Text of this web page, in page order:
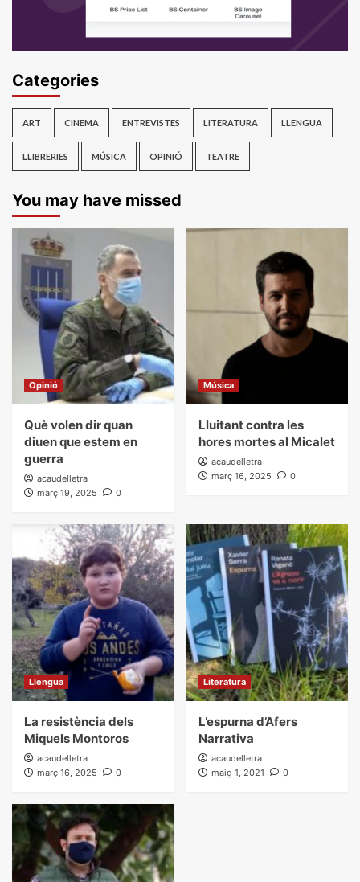
Categories
ART CINEMA ENTREVISTES LITERATURA LLENGUA
LLIBRERIES MÚSICA OPINIÓ TEATRE
You may have missed
Opinió
Què volen dir quan
diuen que estem en
guerra
acaudelletra
març 19, 2025
0
Música
Lluitant contra les
hores mortes al Micalet
acaudelletra
març 16, 2025
0
Llengua
La resistència dels
Miquels Montoros
acaudelletra
març 16, 2025
0
Literatura
L’espurna d’Afers
Narrativa
acaudelletra
maig 1, 2021
0